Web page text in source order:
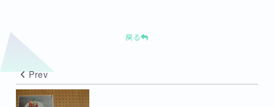
戻る
Prev